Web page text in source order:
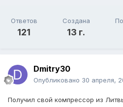
Ответов
121
Создана
13 г.
Dmitry30
Опубликовано 30 апреля,
Получил свой компрессор из